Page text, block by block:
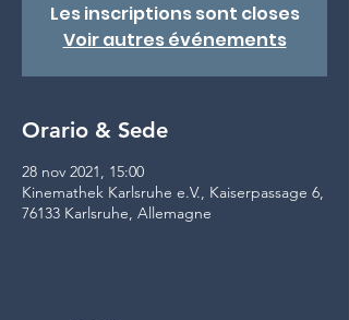
Les inscriptions sont closes
Voir autres événements
Orario & Sede
28 nov 2021, 15:00
Kinemathek Karlsruhe e.V., Kaiserpassage 6,
76133 Karlsruhe, Allemagne